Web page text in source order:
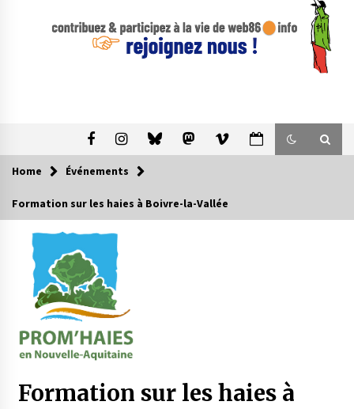
Home Événements
Formation sur les haies à Boivre-la-Vallée
Formation sur les haies à